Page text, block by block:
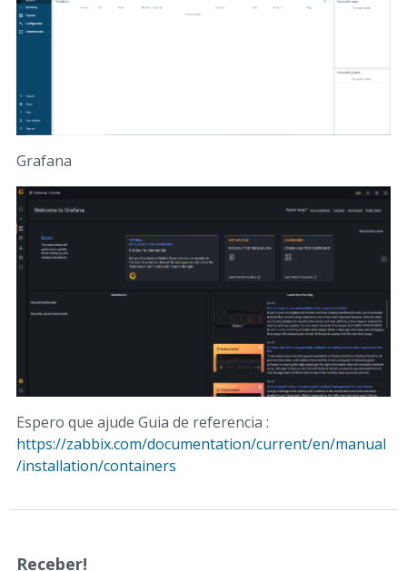
Grafana
Espero que ajude Guia de referencia :
https://zabbix.com/documentation/current/en/manual
/installation/containers
Receber!